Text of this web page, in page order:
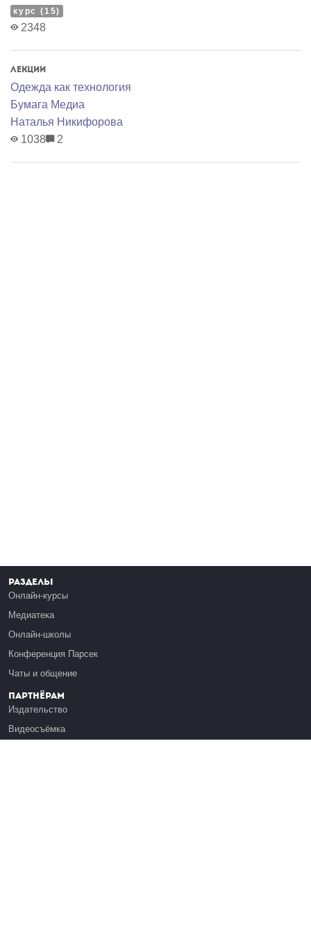
курс (15)
2348
Лекции
Одежда как технология
Бумага Медиа
Наталья Никифорова
1038
2
Разделы
Онлайн-курсы
Медиатека
Онлайн-школы
Конференция Парсек
Чаты и общение
Партнёрам
Издательство
Видеосъёмка